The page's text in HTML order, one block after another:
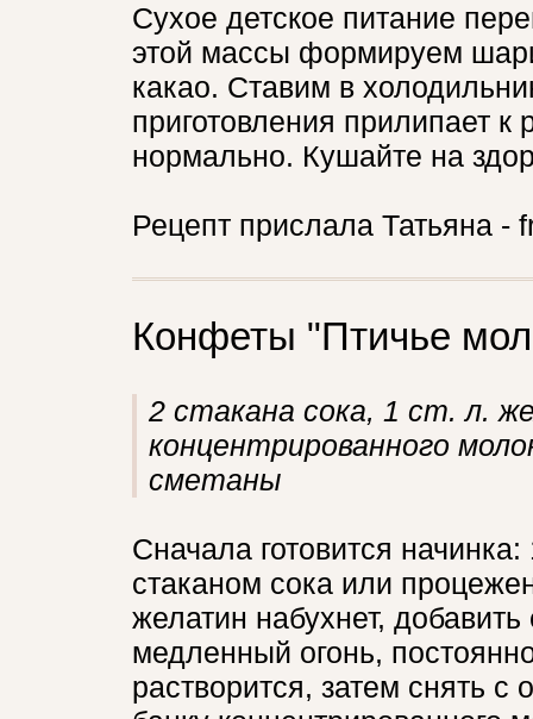
Сухое детское питание
этой массы формируем
какао. Ставим в
приготовления прилипает к
нормально. Кушайте на
Рецепт прислала Татьяна -
Конфеты "Птичье
2 стакана сока, 1 ст. л.
концентрированного
сметаны
Сначала готовится
стаканом сока или
желатин набухнет,
медленный огонь,
растворится, затем снять с